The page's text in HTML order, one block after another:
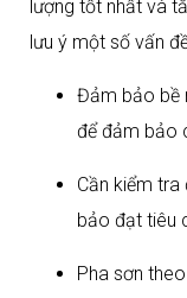
lượng tốt nhất và
lưu ý một số vấn
Đảm bảo bề
để đảm bảo
Cần kiểm
bảo đạt tiêu
Pha sơn